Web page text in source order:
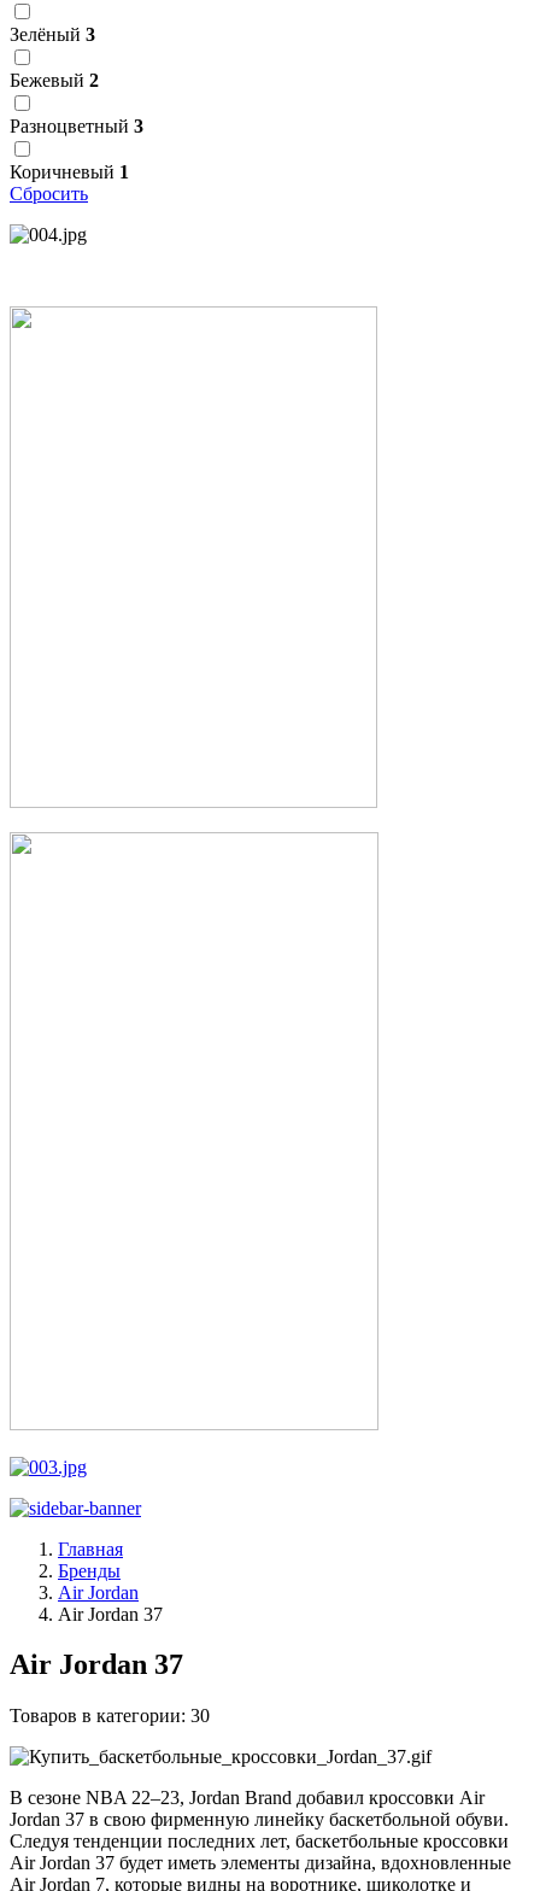
Зелёный 3
Бежевый 2
Разноцветный 3
Коричневый 1
Сбросить
Главная
Бренды
Air Jordan
Air Jordan 37
Air Jordan 37
Товаров в категории: 30
В сезоне NBA 22–23, Jordan Brand добавил кроссовки Air
Jordan 37 в свою фирменную линейку баскетбольной обуви.
Следуя тенденции последних лет, баскетбольные кроссовки
Air Jordan 37 будет иметь элементы дизайна, вдохновленные
Air Jordan 7, которые видны на воротнике, щиколотке и